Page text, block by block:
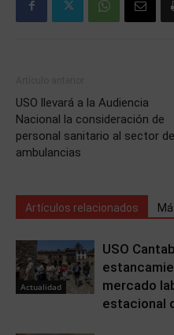
USO llevará a la Audiencia
Nacional la consideración de
personal sanitario al sector de
ambulancias
Artículos relacionados
Actualidad
USO
mercado
estacional